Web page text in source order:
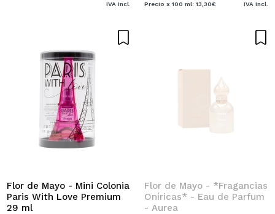
IVA Incl. Precio x 100 ml: 13,30€ IVA Incl.
Flor de Mayo - Mini Colonia
Paris With Love Premium
29 ml
Flor de Mayo - *Fragancias
Oníricas* - Eau de Parfum
- Aurea